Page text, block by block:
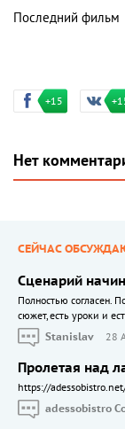
Последний фильм
+15
Нет
СЕЙЧАС
Сценарий
Полностью согласен.
сюжет, есть уроки и
Stanislav
28
Пролетая над
https://
adessobistro